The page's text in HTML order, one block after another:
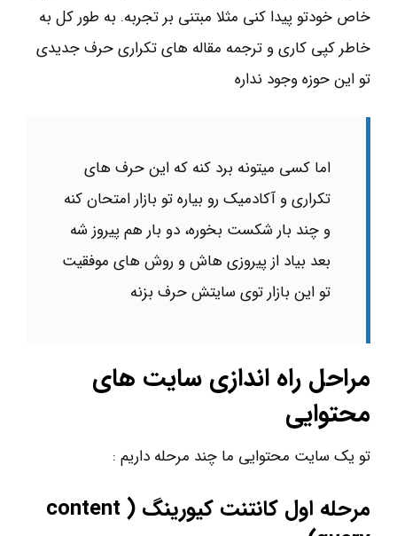
خاص خودتو پیدا کنی مثلا مبتنی بر تجربه. به طور کل به
خاطر کپی کاری و ترجمه مقاله های تکراری حرف جدیدی
تو این حوزه وجود نداره
اما کسی میتونه برد کنه که این حرف های
تکراری و آکادمیک رو بیاره تو بازار امتحان کنه
و چند بار شکست بخوره، دو بار هم پیروز شه
بعد بیاد از پیروزی هاش و روش های موفقیت
تو این بازار توی سایتش حرف بزنه
مراحل راه اندازی سایت های
محتوایی
تو یک سایت محتوایی ما چند مرحله داریم :
مرحله اول کانتنت کیورینگ ( content